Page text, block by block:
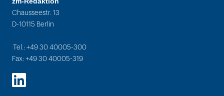
Chausseestr. 13
D-10115 Berlin
Tel.: +49 30 40005-300
Fax: +49 30 40005-319
LinkedIn